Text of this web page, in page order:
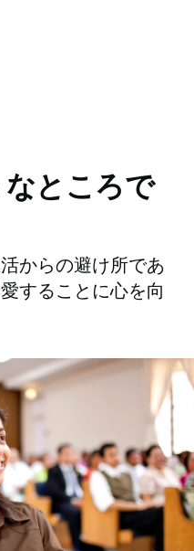
ところで
からの避け所であ
することに心を向